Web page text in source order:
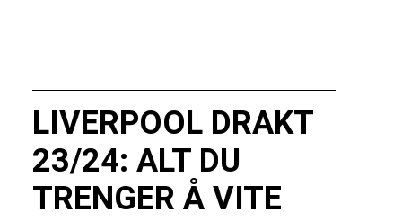
LIVERPOOL DRAKT
23/24: ALT DU
TRENGER Å VITE